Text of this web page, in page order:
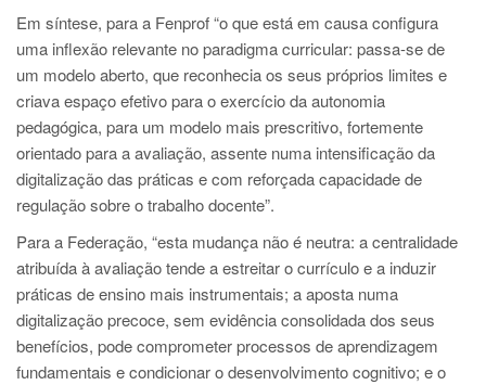
Em síntese, para a Fenprof “o que está em causa configura
uma inflexão relevante no paradigma curricular: passa-se de
um modelo aberto, que reconhecia os seus próprios limites e
criava espaço efetivo para o exercício da autonomia
pedagógica, para um modelo mais prescritivo, fortemente
orientado para a avaliação, assente numa intensificação da
digitalização das práticas e com reforçada capacidade de
regulação sobre o trabalho docente”.
Para a Federação, “esta mudança não é neutra: a centralidade
atribuída à avaliação tende a estreitar o currículo e a induzir
práticas de ensino mais instrumentais; a aposta numa
digitalização precoce, sem evidência consolidada dos seus
benefícios, pode comprometer processos de aprendizagem
fundamentais e condicionar o desenvolvimento cognitivo; e o